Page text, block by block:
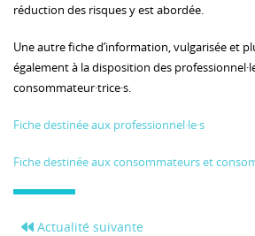
réduction des risques y est abordée.
Une autre fiche d’information, vulgarisée et
également à la disposition des
consommateur·trice·s.
Fiche destinée aux professionnel·le·s
Fiche destinée aux consommateurs et
Actualité suivante